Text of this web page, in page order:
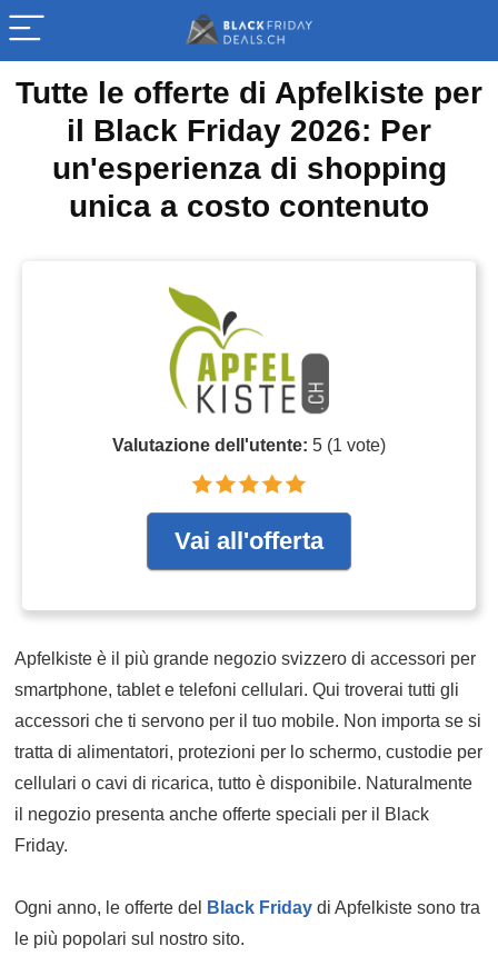
Tutte le offerte di Apfelkiste per
il Black Friday 2026: Per
un'esperienza di shopping
unica a costo contenuto
Valutazione dell'utente: 5 (1 vote)
Vai all'offerta
Apfelkiste è il più grande negozio svizzero di accessori per
smartphone, tablet e telefoni cellulari. Qui troverai tutti gli
accessori che ti servono per il tuo mobile. Non importa se si
tratta di alimentatori, protezioni per lo schermo, custodie per
cellulari o cavi di ricarica, tutto è disponibile. Naturalmente
il negozio presenta anche offerte speciali per il Black
Friday.
Ogni anno, le offerte del Black Friday di Apfelkiste sono tra
le più popolari sul nostro sito.